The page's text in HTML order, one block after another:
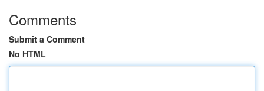
Comments
Submit a Comment
No HTML